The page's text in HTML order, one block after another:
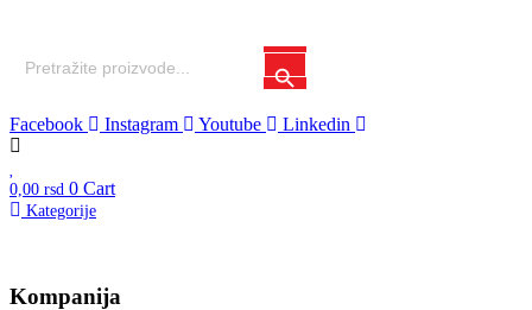
for:
Search Button
Facebook Instagram Youtube Linkedin
0,00 rsd 0 Cart
Kategorije
Kompanija